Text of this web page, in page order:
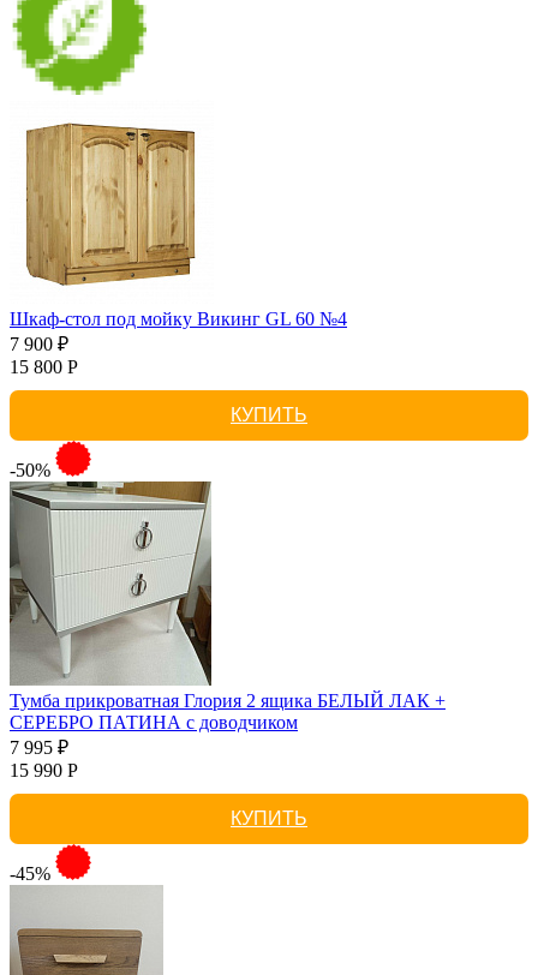
Шкаф-стол под мойку Викинг GL 60 №4
7 900 ₽
15 800 Р
КУПИТЬ
-50%
Тумба прикроватная Глория 2 ящика БЕЛЫЙ ЛАК +
СЕРЕБРО ПАТИНА с доводчиком
7 995 ₽
15 990 Р
КУПИТЬ
-45%